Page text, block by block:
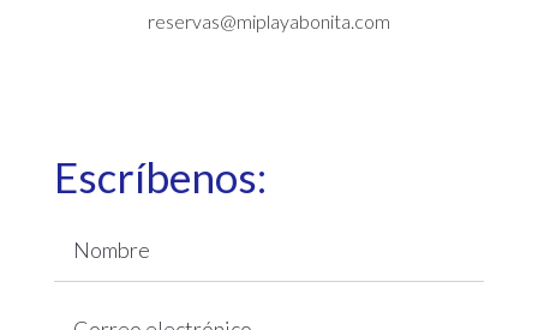
reservas@miplayabonita.com
Escríbenos: